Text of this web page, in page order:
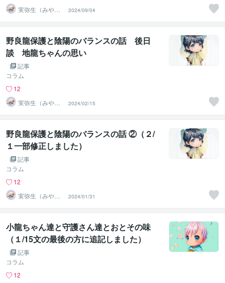
実弥生（みや
の）
2024/09/04
野良龍保護と陰陽のバランスの話 後日
談 地龍ちゃんの思い
記事
コラム
12
実弥生（みや
の）
2024/02/15
野良龍保護と陰陽のバランスの話 ②（２/
１一部修正しました）
記事
コラム
12
実弥生（みや
の）
2024/01/31
小龍ちゃん達と守護さん達とおとその味
（１/15文の最後の方に追記しました）
記事
コラム
12